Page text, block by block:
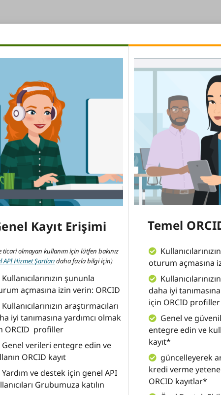
Kayıt Erişimi
ticari olmayan kullanım için lütfen bakınız
API Hizmet Şartlarıdaha fazla bilgi için)
Kullanıcılarınızın şununla
açmasına izin verin: ORCID
Kullanıcılarınızın araştırmacıları
iyi tanımasına yardımcı olmak
ORCID profiller
Genel verileri entegre edin ve
ORCID kayıt
Yardım ve destek için genel API
Grubumuza katılın
Temel
oturum açmasına
daha iyi
için ORCID profiller
Genel ve
entegre edin ve
kayıt*
güncelleyerek
kredi verme
ORCID kayıtlar*